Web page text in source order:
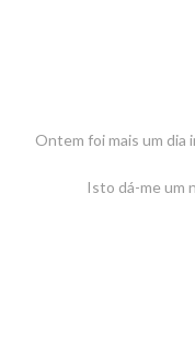
Ontem foi mais um dia
Isto dá-me um